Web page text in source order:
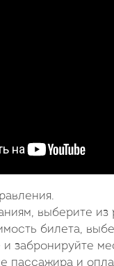
выберите
билета,
забронируйте
пассажира и